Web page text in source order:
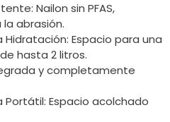
Nailon sin PFAS,
abrasión.
Espacio para una
hasta 2 litros.
y completamente
Espacio acolchado